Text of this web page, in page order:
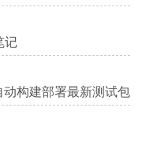
记
动构建部署最新测试包